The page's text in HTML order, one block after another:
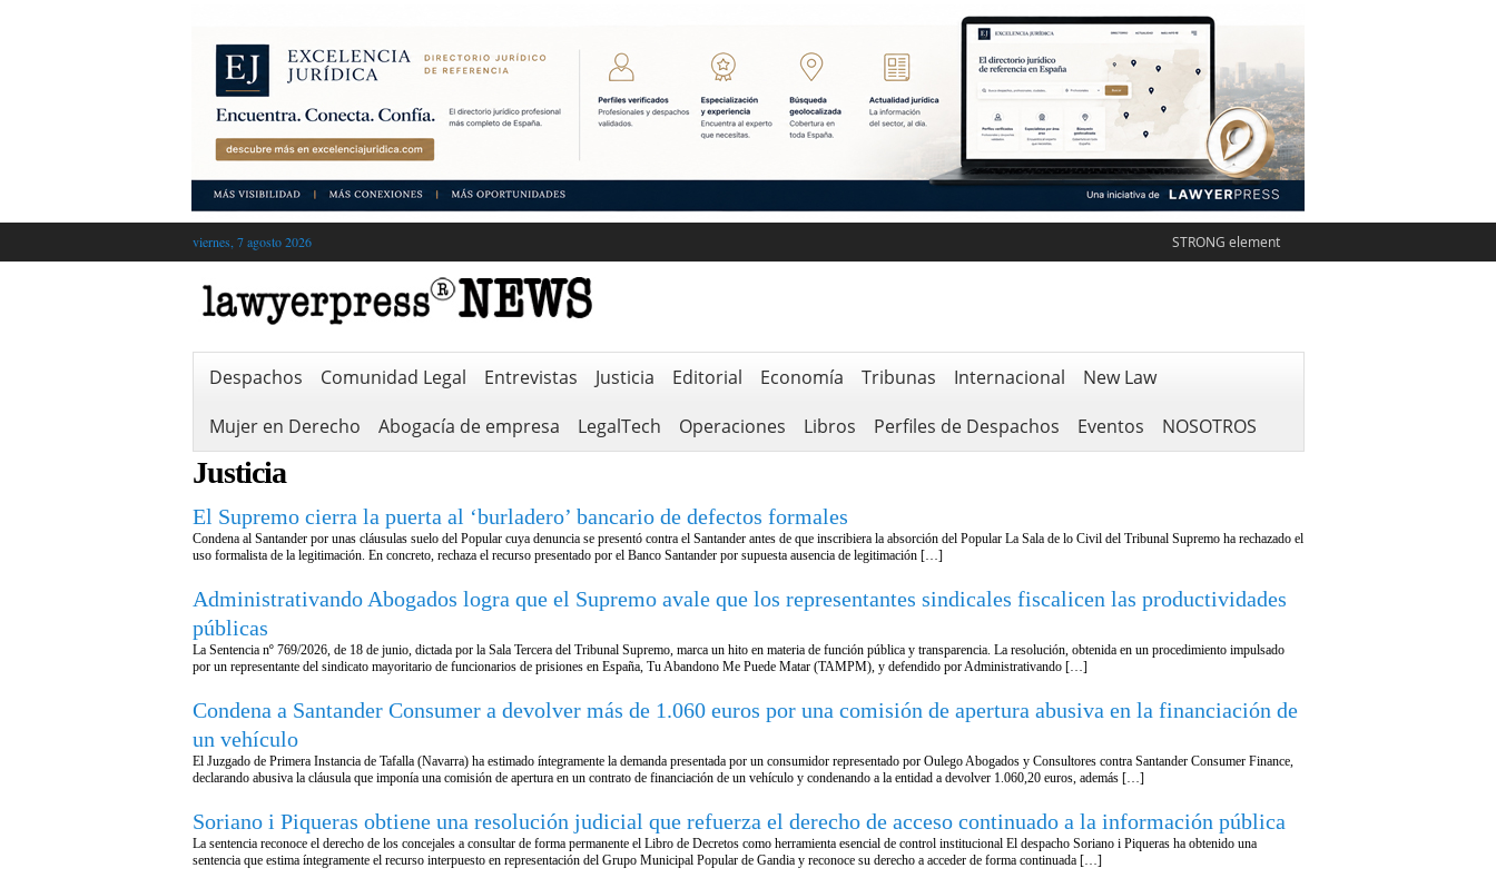
viernes, 7 agosto 2026 STRONG element
Despachos Comunidad Legal Entrevistas Justicia Editorial Economía Tribunas Internacional
New Law
Mujer en Derecho
Abogacía de empresa LegalTech Operaciones Libros Perfiles de Despachos Eventos NOSOTROS
Justicia
El Supremo cierra la puerta al ‘burladero’ bancario de defectos formales
Condena al Santander por unas cláusulas suelo del Popular cuya denuncia se presentó contra el Santander antes de que inscribiera la absorción del Popular La Sala de lo Civil del Tribunal Supremo ha rechazado el
uso formalista de la legitimación. En concreto, rechaza el recurso presentado por el Banco Santander por supuesta ausencia de legitimación […]
Administrativando Abogados logra que el Supremo avale que los representantes sindicales fiscalicen las productividades
públicas
La Sentencia nº 769/2026, de 18 de junio, dictada por la Sala Tercera del Tribunal Supremo, marca un hito en materia de función pública y transparencia. La resolución, obtenida en un procedimiento impulsado
por un representante del sindicato mayoritario de funcionarios de prisiones en España, Tu Abandono Me Puede Matar (TAMPM), y defendido por Administrativando […]
Condena a Santander Consumer a devolver más de 1.060 euros por una comisión de apertura abusiva en la financiación de
un vehículo
El Juzgado de Primera Instancia de Tafalla (Navarra) ha estimado íntegramente la demanda presentada por un consumidor representado por Oulego Abogados y Consultores contra Santander Consumer Finance,
declarando abusiva la cláusula que imponía una comisión de apertura en un contrato de financiación de un vehículo y condenando a la entidad a devolver 1.060,20 euros, además […]
Soriano i Piqueras obtiene una resolución judicial que refuerza el derecho de acceso continuado a la información pública
La sentencia reconoce el derecho de los concejales a consultar de forma permanente el Libro de Decretos como herramienta esencial de control institucional El despacho Soriano i Piqueras ha obtenido una
sentencia que estima íntegramente el recurso interpuesto en representación del Grupo Municipal Popular de Gandia y reconoce su derecho a acceder de forma continuada […]